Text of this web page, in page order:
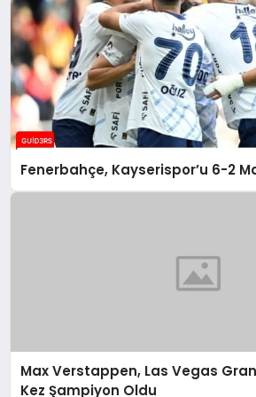
Fenerbahçe, Kayserispor’u 6-2
Max Verstappen, Las Vegas
Kez Şampiyon Oldu